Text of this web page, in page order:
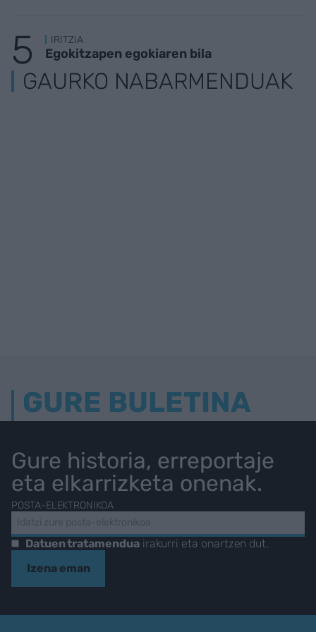
IRITZIA
Egokitzapen egokiaren bila
GAURKO NABARMENDUAK
GURE BULETINA
Gure historia, erreportaje
eta elkarrizketa onenak.
POSTA-ELEKTRONIKOA
Datuen tratamenduairakurri eta onartzen dut.
Izena eman